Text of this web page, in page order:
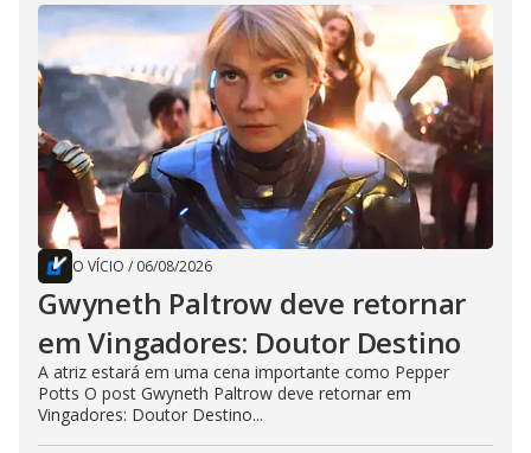
O VÍCIO / 06/08/2026
Gwyneth Paltrow deve retornar
em Vingadores: Doutor Destino
A atriz estará em uma cena importante como Pepper
Potts O post Gwyneth Paltrow deve retornar em
Vingadores: Doutor Destino...